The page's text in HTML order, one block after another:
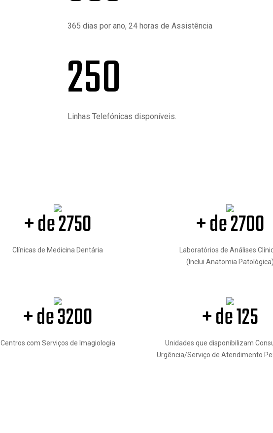
365 dias por ano, 24 horas de Assistência
250
Linhas Telefónicas disponíveis.
+ de 2750
Clínicas de Medicina Dentária
+ de 2700
Laboratórios de Análises
(Inclui Anatomia Patológica)
+ de 3200
Centros com Serviços de Imagiologia
+ de 125
Unidades que disponibilizam
Urgência/Serviço de Atendimento